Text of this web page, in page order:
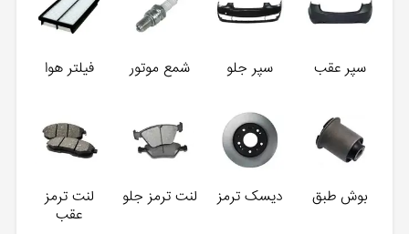
سپر عقب سپر جلو شمع موتور فیلتر هوا
بوش طبق دیسک ترمز لنت ترمز جلو
لنت ترمز
عقب